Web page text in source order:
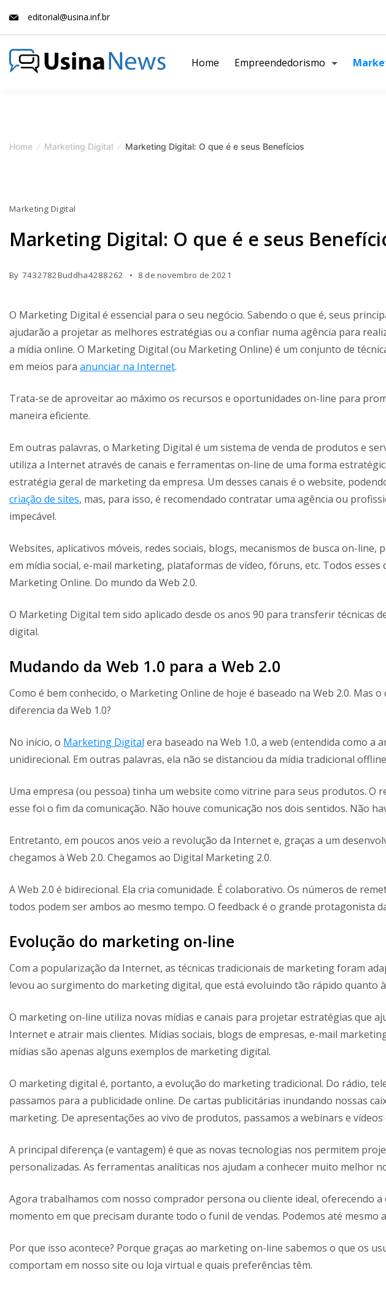
editorial@usina.inf.br
Home Empreendedorismo
Home Marketing Digital Marketing Digital: O que é e seus Benefícios
Marketing Digital
Marketing Digital: O que é e seus
By 7432782Buddha4288262 8 de novembro de 2021
O Marketing Digital é essencial para o seu negócio. Sabendo o que é, seus
ajudarão a projetar as melhores estratégias ou a confiar numa agência para
a mídia online. O Marketing Digital (ou Marketing Online) é um conjunto de
em meios para anunciar na Internet.
Trata-se de aproveitar ao máximo os recursos e oportunidades on-line para
maneira eficiente.
Em outras palavras, o Marketing Digital é um sistema de venda de produtos e
utiliza a Internet através de canais e ferramentas on-line de uma forma
estratégia geral de marketing da empresa. Um desses canais é o website,
criação de sites, mas, para isso, é recomendado contratar uma agência ou
impecável.
Websites, aplicativos móveis, redes sociais, blogs, mecanismos de busca on-line,
em mídia social, e-mail marketing, plataformas de vídeo, fóruns, etc. Todos
Marketing Online. Do mundo da Web 2.0.
O Marketing Digital tem sido aplicado desde os anos 90 para transferir técnicas
digital.
Mudando da Web 1.0 para a Web 2.0
Como é bem conhecido, o Marketing Online de hoje é baseado na Web 2.0. Mas o
diferencia da Web 1.0?
No início, o Marketing Digital era baseado na Web 1.0, a web (entendida como a
unidirecional. Em outras palavras, ela não se distanciou da mídia tradicional
Uma empresa (ou pessoa) tinha um website como vitrine para seus produtos. O
esse foi o fim da comunicação. Não houve comunicação nos dois sentidos. Não
Entretanto, em poucos anos veio a revolução da Internet e, graças a um
chegamos à Web 2.0. Chegamos ao Digital Marketing 2.0.
A Web 2.0 é bidirecional. Ela cria comunidade. É colaborativo. Os números de
todos podem ser ambos ao mesmo tempo. O feedback é o grande protagonista
Evolução do marketing on-line
Com a popularização da Internet, as técnicas tradicionais de marketing foram
levou ao surgimento do marketing digital, que está evoluindo tão rápido quanto
O marketing on-line utiliza novas mídias e canais para projetar estratégias que
Internet e atrair mais clientes. Mídias sociais, blogs de empresas, e-mail
mídias são apenas alguns exemplos de marketing digital.
O marketing digital é, portanto, a evolução do marketing tradicional. Do rádio,
passamos para a publicidade online. De cartas publicitárias inundando nossas
marketing. De apresentações ao vivo de produtos, passamos a webinars e vídeos
A principal diferença (e vantagem) é que as novas tecnologias nos permitem
personalizadas. As ferramentas analíticas nos ajudam a conhecer muito melhor
Agora trabalhamos com nosso comprador persona ou cliente ideal, oferecendo
momento em que precisam durante todo o funil de vendas. Podemos até mesmo
Por que isso acontece? Porque graças ao marketing on-line sabemos o que os
comportam em nosso site ou loja virtual e quais preferências têm.